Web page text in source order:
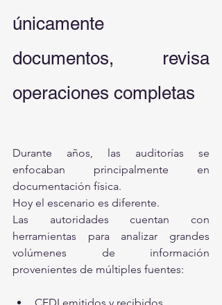
únicamente
documentos, revisa
operaciones completas
Durante años, las auditorías se
enfocaban principalmente en
documentación física.
Hoy el escenario es diferente.
Las autoridades cuentan con
herramientas para analizar grandes
volúmenes de información
provenientes de múltiples fuentes:
CFDI emitidos y recibidos.